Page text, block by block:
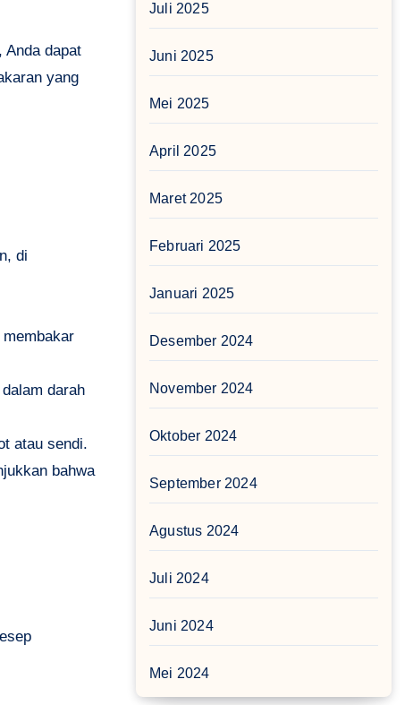
Anda dapat
yang
di
darah
atau sendi.
bahwa
Juli 2025
Juni 2025
Mei 2025
April 2025
Maret 2025
Februari 2025
Januari 2025
Desember 2024
November 2024
Oktober 2024
September 2024
Agustus 2024
Juli 2024
Juni 2024
Mei 2024